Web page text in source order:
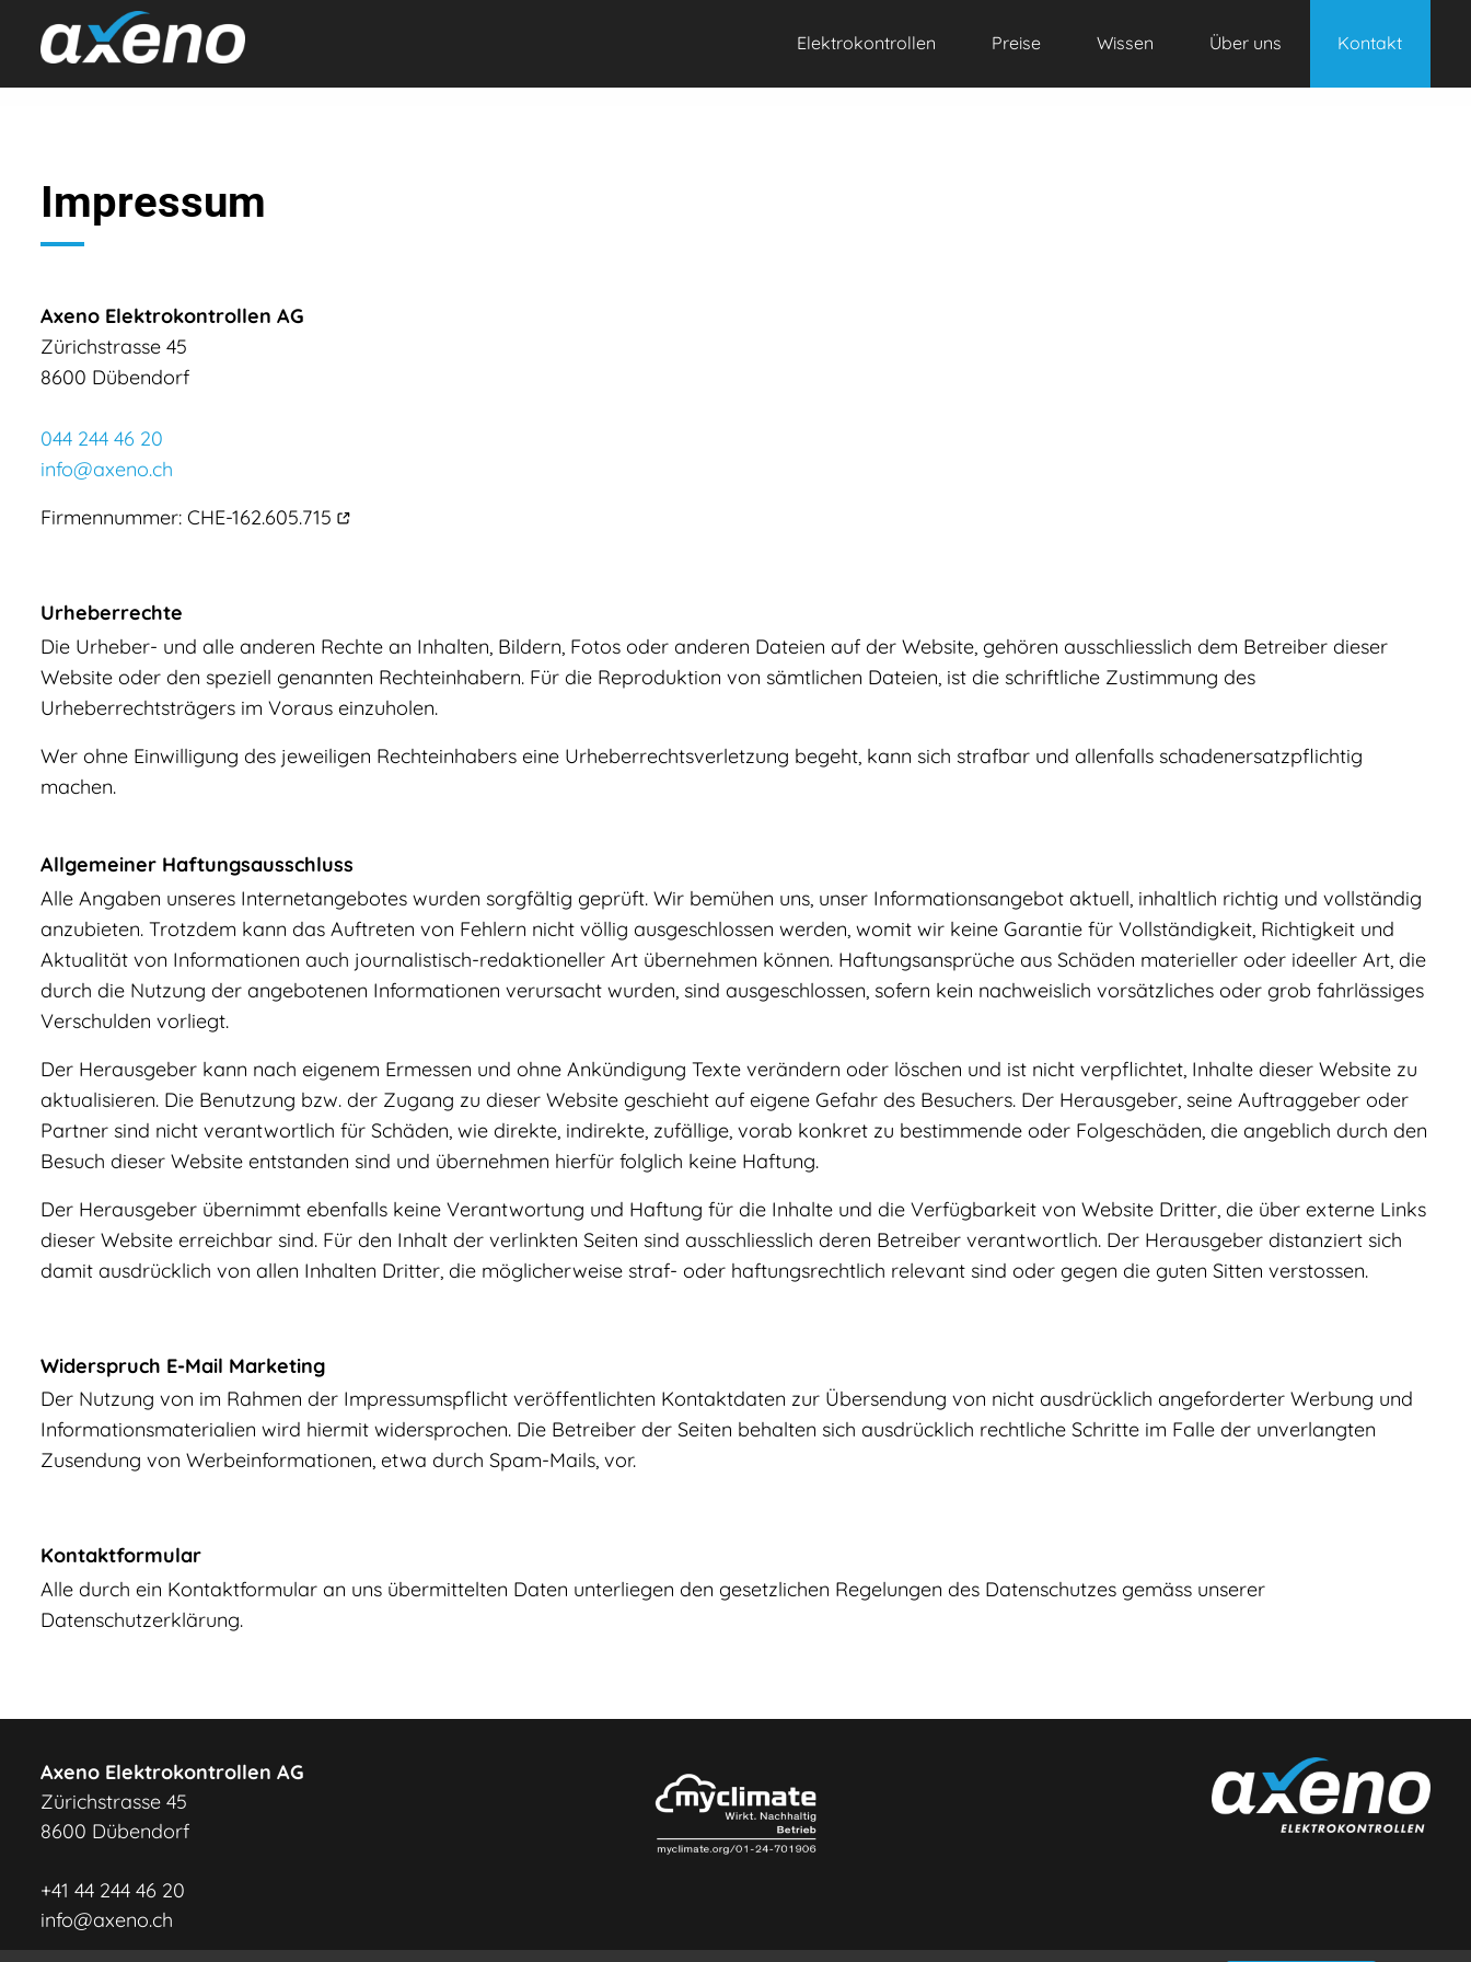
Elektrokontrollen Preise Wissen Über uns Kontakt
Impressum
Axeno Elektrokontrollen AG
Zürichstrasse 45
8600 Dübendorf
044 244 46 20
info@axeno.ch
Firmennummer: CHE-162.605.715
Urheberrechte
Die Urheber- und alle anderen Rechte an Inhalten, Bildern, Fotos oder anderen Dateien auf der Website, gehören ausschliesslich dem Betreiber dieser
Website oder den speziell genannten Rechteinhabern. Für die Reproduktion von sämtlichen Dateien, ist die schriftliche Zustimmung des
Urheberrechtsträgers im Voraus einzuholen.
Wer ohne Einwilligung des jeweiligen Rechteinhabers eine Urheberrechtsverletzung begeht, kann sich strafbar und allenfalls schadenersatzpflichtig
machen.
Allgemeiner Haftungsausschluss
Alle Angaben unseres Internetangebotes wurden sorgfältig geprüft. Wir bemühen uns, unser Informationsangebot aktuell, inhaltlich richtig und vollständig
anzubieten. Trotzdem kann das Auftreten von Fehlern nicht völlig ausgeschlossen werden, womit wir keine Garantie für Vollständigkeit, Richtigkeit und
Aktualität von Informationen auch journalistisch-redaktioneller Art übernehmen können. Haftungsansprüche aus Schäden materieller oder ideeller Art, die
durch die Nutzung der angebotenen Informationen verursacht wurden, sind ausgeschlossen, sofern kein nachweislich vorsätzliches oder grob fahrlässiges
Verschulden vorliegt.
Der Herausgeber kann nach eigenem Ermessen und ohne Ankündigung Texte verändern oder löschen und ist nicht verpflichtet, Inhalte dieser Website zu
aktualisieren. Die Benutzung bzw. der Zugang zu dieser Website geschieht auf eigene Gefahr des Besuchers. Der Herausgeber, seine Auftraggeber oder
Partner sind nicht verantwortlich für Schäden, wie direkte, indirekte, zufällige, vorab konkret zu bestimmende oder Folgeschäden, die angeblich durch den
Besuch dieser Website entstanden sind und übernehmen hierfür folglich keine Haftung.
Der Herausgeber übernimmt ebenfalls keine Verantwortung und Haftung für die Inhalte und die Verfügbarkeit von Website Dritter, die über externe Links
dieser Website erreichbar sind. Für den Inhalt der verlinkten Seiten sind ausschliesslich deren Betreiber verantwortlich. Der Herausgeber distanziert sich
damit ausdrücklich von allen Inhalten Dritter, die möglicherweise straf- oder haftungsrechtlich relevant sind oder gegen die guten Sitten verstossen.
Widerspruch E-Mail Marketing
Der Nutzung von im Rahmen der Impressumspflicht veröffentlichten Kontaktdaten zur Übersendung von nicht ausdrücklich angeforderter Werbung und
Informationsmaterialien wird hiermit widersprochen. Die Betreiber der Seiten behalten sich ausdrücklich rechtliche Schritte im Falle der unverlangten
Zusendung von Werbeinformationen, etwa durch Spam-Mails, vor.
Kontaktformular
Alle durch ein Kontaktformular an uns übermittelten Daten unterliegen den gesetzlichen Regelungen des Datenschutzes gemäss unserer
Datenschutzerklärung.
Axeno Elektrokontrollen AG
Zürichstrasse 45
8600 Dübendorf
+41 44 244 46 20
info@axeno.ch
Cookie-Einstellungen